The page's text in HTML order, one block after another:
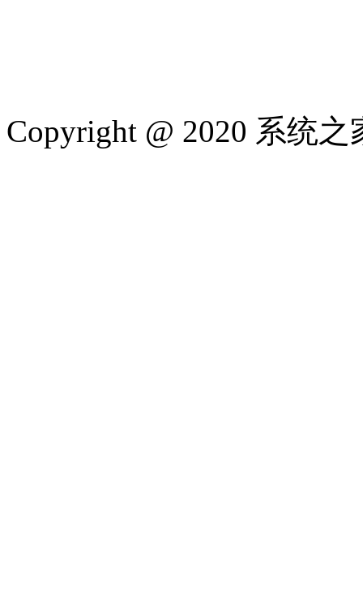
Copyright @ 2020 系统